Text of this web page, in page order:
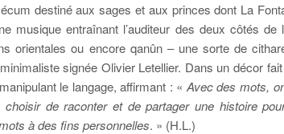
destiné aux sages et aux princes dont La
musique entraînant l’auditeur des deux côtés de
orientales ou encore qanûn – une sorte de
signée Olivier Letellier. Dans un décor
le langage, affirmant : « Avec des mots,
de raconter et de partager une histoire
à des fins personnelles. » (H.L.)